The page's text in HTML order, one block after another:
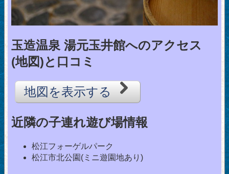
玉造温泉 湯元玉井館へのアクセス
(地図)と口コミ
地図を表示する
近隣の子連れ遊び場情報
松江フォーゲルパーク
松江市北公園(ミニ遊園地あり)